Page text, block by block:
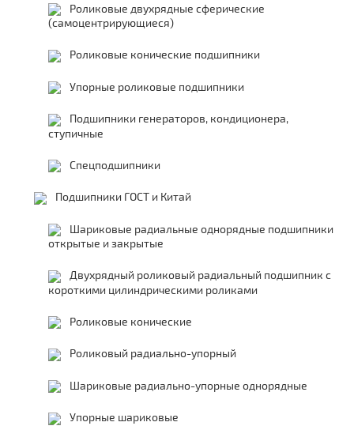
Роликовые двухрядные сферические
(самоцентрирующиеся)
Роликовые конические подшипники
Упорные роликовые подшипники
Подшипники генераторов, кондиционера,
ступичные
Спецподшипники
Подшипники ГОСТ и Китай
Шариковые радиальные однорядные подшипники
открытые и закрытые
Двухрядный роликовый радиальный подшипник с
короткими цилиндрическими роликами
Роликовые конические
Роликовый радиально-упорный
Шариковые радиально-упорные однорядные
Упорные шариковые